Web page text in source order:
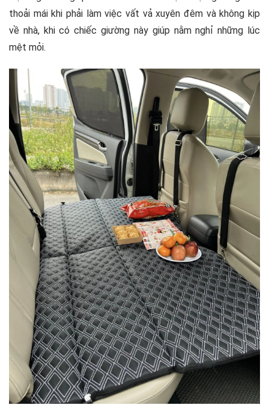
thoải mái khi phải làm việc vất vả xuyên đêm và không kịp
về nhà, khi có chiếc giường này giúp nằm nghỉ những lúc
mệt mỏi.